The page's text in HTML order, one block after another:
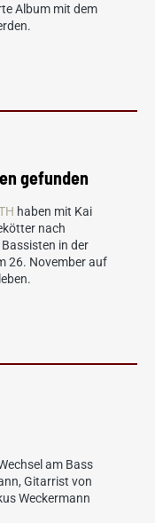
Album mit dem
gefunden
haben mit Kai
nach
in der
26. November auf
am Bass
Gitarrist von
Weckermann